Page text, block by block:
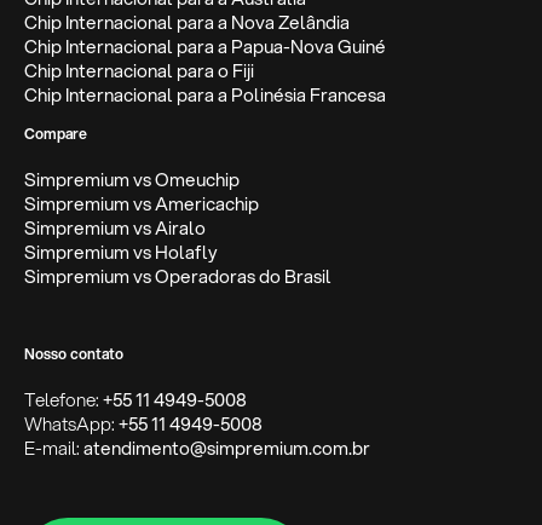
Chip Internacional para a Nova Zelândia
Chip Internacional para a Papua-Nova Guiné
Chip Internacional para o Fiji
Chip Internacional para a Polinésia Francesa
Compare
Simpremium vs Omeuchip
Simpremium vs Americachip
Simpremium vs Airalo
Simpremium vs Holafly
Simpremium vs Operadoras do Brasil
Nosso contato
Telefone:+55 11 4949-5008
WhatsApp:+55 11 4949-5008
E-mail:atendimento@simpremium.com.br